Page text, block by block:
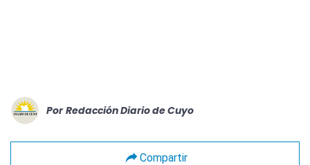
Por Redacción Diario de Cuyo
Compartir